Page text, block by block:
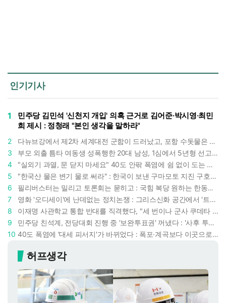
인기기사
1
민주당 김민석 '신천지 개입' 의혹 근거로 김어준·박시영·최민
희 제시 : 정청래 "본인 생각을 말하라"
2
다뉴브강에서 제2차 세계대전 군함이 드러났고, 포항 수돗물은 갑자기 짜졌다 : 폭염·가뭄이 만든 낯선 풍경
3
부모 외출 틈타 여동생 성폭행한 20대 남성, 1심에서 5년형 선고 : 친족 간 '암수범죄'의 심각성
4
"실외기 과열, 문 닫지 마세요" 40도 안팎 폭염에 쉼 없이 도는 에어컨 : 화재 위험 경고등!
5
"한국산 물은 변기 물로 써라" : 한국이 보낸 구마모토 지진 구호품에 한 일본인의 '어처구니 없는' 반응
6
필리버스터는 밀리고 토론회는 묻히고 : 국힘 복당 원하는 한동훈, '검사 정치'의 한계만 드러내나
7
영화 '오디세이'에 난데없는 정치논쟁 : 그리스신화 공간에서 '트럼프 전쟁의 참혹함'이 보인다
8
이재명 사관학교 통합 반대를 직격했다, "세 번이나 군사 쿠데타 했는데 압도적 지위"
9
민주당 친석계, 전당대회 진행 중 '보완투표권' 꺼냈다 : '사후 투표 허용' 무리수에 정청래 "투표 쿠데타"
10
40도 폭염에 '대세 피서지'가 바뀌었다 : 폭포·계곡보다 이곳으로 더 몰린다
허프생각